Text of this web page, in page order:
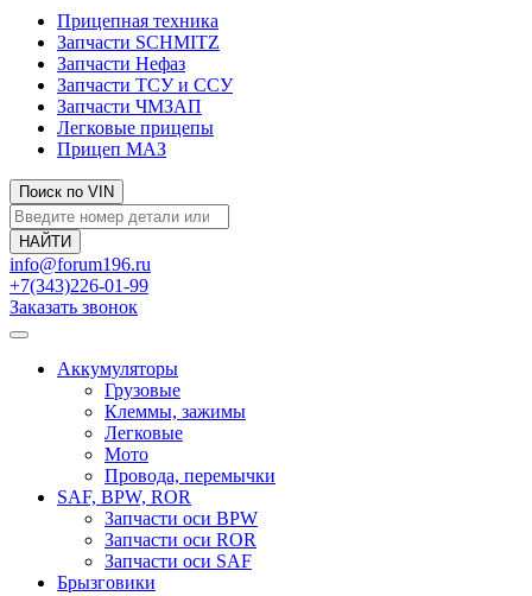
Прицепная техника
Запчасти SCHMITZ
Запчасти Нефаз
Запчасти ТСУ и ССУ
Запчасти ЧМЗАП
Легковые прицепы
Прицеп МАЗ
Поиск по VIN
info@forum196.ru
+7(343)226-01-99
Заказать звонок
Аккумуляторы
Грузовые
Клеммы, зажимы
Легковые
Мото
Провода, перемычки
SAF, BPW, ROR
Запчасти оси BPW
Запчасти оси ROR
Запчасти оси SAF
Брызговики